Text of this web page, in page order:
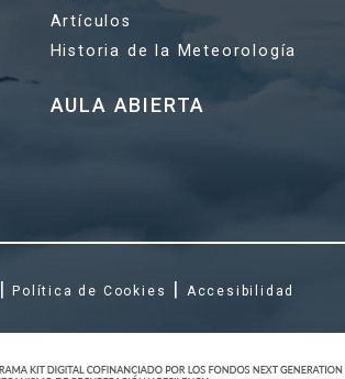
Artículos
Historia de la Meteorología
AULA ABIERTA
|Política de Cookies | Accesibilidad